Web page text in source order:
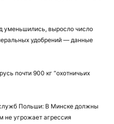
уменьшились, выросло число
удобрений — данные
почти 900 кг “охотничьих
Польши: В Минске должны
не угрожает агрессия